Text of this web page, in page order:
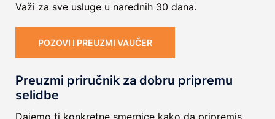
Važi za sve usluge u narednih 30 dana.
POZOVI I PREUZMI VAUČER
Preuzmi priručnik za dobru pripremu
selidbe